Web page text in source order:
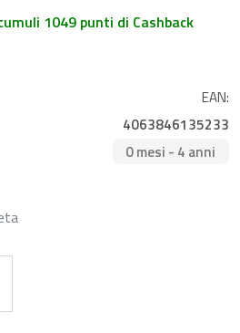
1049 punti di Cashback
EAN:
4063846135233
0 mesi - 4 anni